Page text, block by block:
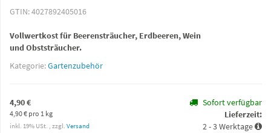
GTIN:4027892405016
Vollwertkost für Beerensträucher, Erdbeeren, Wein
und Obststräucher.
Kategorie:Gartenzubehör
4,90 €
4,90 € pro 1 kg
inkl. 19% USt. , zzgl. Versand
Sofort verfügbar
Lieferzeit:
2 - 3 Werktage